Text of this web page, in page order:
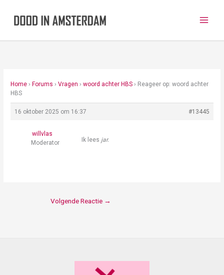
Home › Forums › Vragen › woord achter HBS › Reageer op: woord achter
HBS
16 oktober 2025 om 16:37 #13445
willvlas
Moderator
Ik lees jar.
Volgende Reactie →